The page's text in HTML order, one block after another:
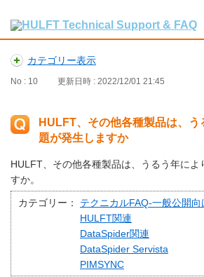
カテゴリー表示
No : 10 更新日時 : 2022/12/01 21:45
HULFT、その他各種製品は、う
題が発生しますか
HULFT、その他各種製品は、うるう年によ
すか。
カテゴリー：
テクニカルFAQ-一般公開向
HULFT関連
DataSpider関連
DataSpider Servista
PIMSYNC